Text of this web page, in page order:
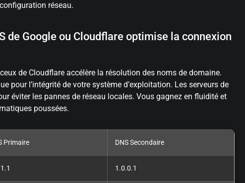
réseau.
de Google ou Cloudflare optimise la connexion
de Cloudflare accélère la résolution des noms de domaine.
pour l’intégrité de votre système d’exploitation. Les serveurs de
éviter les pannes de réseau locales. Vous gagnez en fluidité et
poussées.
Primaire DNS Secondaire
1.0.0.1